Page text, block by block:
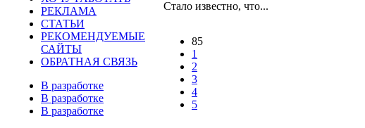
РЕКЛАМА
СТАТЬИ
РЕКОМЕНДУЕМЫЕ
САЙТЫ
ОБРАТНАЯ СВЯЗЬ
В разработке
В разработке
В разработке
Стало известно, что...
85
1
2
3
4
5